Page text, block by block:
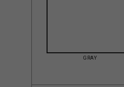
GRAY